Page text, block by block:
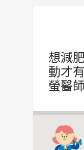
想減
動才
螢醫師